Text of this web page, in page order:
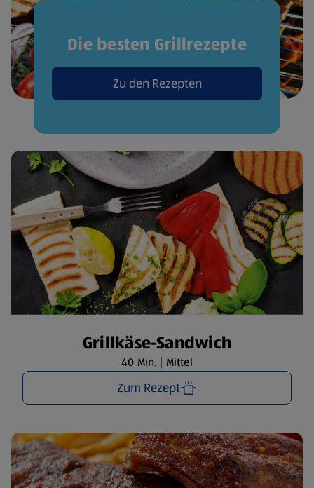
Die besten Grillrezepte
Zu den Rezepten
Grillkäse-Sandwich
40 Min. | Mittel
Zum Rezept